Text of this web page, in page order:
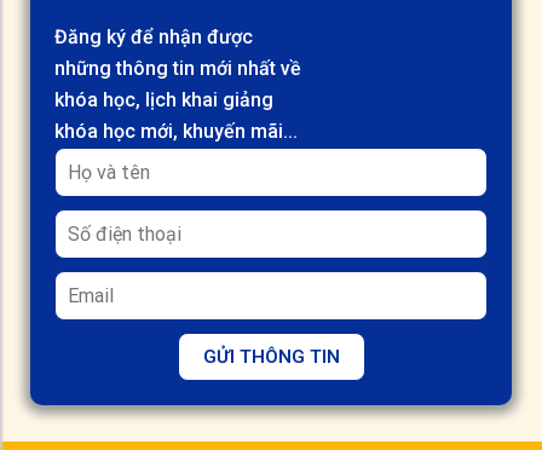
Đăng ký để nhận được
những thông tin mới nhất về
khóa học, lịch khai giảng
khóa học mới, khuyến mãi...
GỬI THÔNG TIN